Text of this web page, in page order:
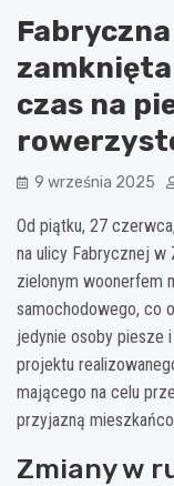
czas na
9 września 2025
Od piątku, 27
na ulicy Fabrycznej w
zielonym woonerfem
samochodowego, co
jedynie osoby piesze
projektu
mającego na celu
przyjazną
Zmiany w